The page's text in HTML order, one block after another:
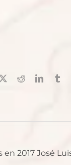
RedditLinkedIn
2017 José